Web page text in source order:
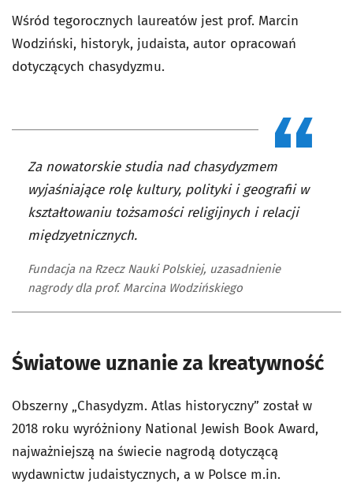
Wśród tegorocznych laureatów jest prof. Marcin
Wodziński, historyk, judaista, autor opracowań
dotyczących chasydyzmu.
Za nowatorskie studia nad chasydyzmem
wyjaśniające rolę kultury, polityki i geografii w
kształtowaniu tożsamości religijnych i relacji
międzyetnicznych.
Fundacja na Rzecz Nauki Polskiej, uzasadnienie
nagrody dla prof. Marcina Wodzińskiego
Światowe uznanie za kreatywność
Obszerny „Chasydyzm. Atlas historyczny” został w
2018 roku wyróżniony National Jewish Book Award,
najważniejszą na świecie nagrodą dotyczącą
wydawnictw judaistycznych, a w Polsce m.in.